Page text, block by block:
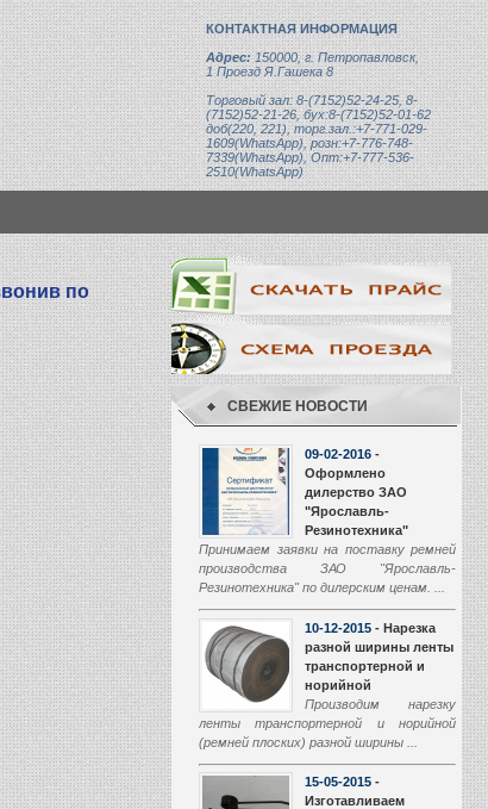
КОНТАКТНАЯ ИНФОРМАЦИЯ
Адрес:150000, г. Петропавловск,
1 Проезд Я.Гашека 8
Торговый зал: 8-(7152)52-24-25, 8-
(7152)52-21-26, бух:8-(7152)52-01-62
доб(220, 221), торг.зал.:+7-771-029-
1609(WhatsApp), розн:+7-776-748-
7339(WhatsApp), Опт:+7-777-536-
2510(WhatsApp)
по
СВЕЖИЕ НОВОСТИ
09-02-2016 -
Оформлено
дилерство ЗАО
"Ярославль-
Резинотехника"
Принимаем заявки на поставку ремней
производства ЗАО "Ярославль-
Резинотехника" по дилерским ценам. ...
10-12-2015 - Нарезка
разной ширины ленты
транспортерной и
норийной
Производим нарезку
ленты транспортерной и норийной
(ремней плоских) разной ширины ...
15-05-2015 -
Изготавливаем